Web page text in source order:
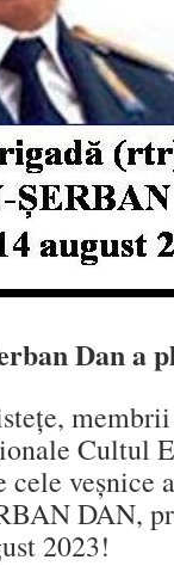
Dan a
Cultul
veșnice
DAN,
2023!